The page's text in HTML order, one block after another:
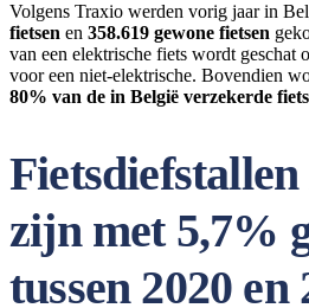
Volgens Traxio werden vorig jaar in
fietsen en 358.619 gewone fietsen
van een elektrische fiets wordt geschat
voor een niet-elektrische. Bovendien
80% van de in België verzekerde
zijn met 5,7%
tussen 2020 en